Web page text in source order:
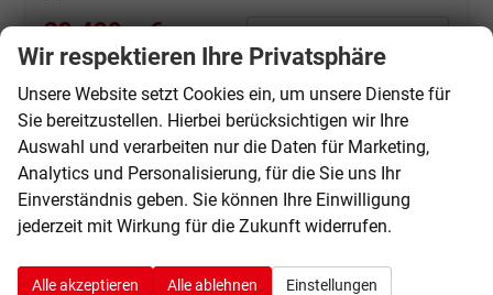
33.420,– €
incl. 19% MwSt.
CO -Klasse: F
CO2-Emissionen:157,00 g/km
Wir respektieren Ihre Privatsphäre
Unsere Website setzt Cookies ein, um unsere Dienste für
Sie bereitzustellen. Hierbei berücksichtigen wir Ihre
Auswahl und verarbeiten nur die Daten für Marketing,
Analytics und Personalisierung, für die Sie uns Ihr
Einverständnis geben. Sie können Ihre Einwilligung
jederzeit mit Wirkung für die Zukunft widerrufen.
Alle akzeptieren Alle ablehnen Einstellungen